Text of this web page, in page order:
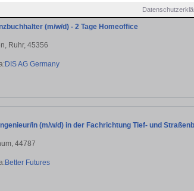
(m/w/d) - 2 Tage Homeoffice
Ruhr, 45356
DIS AG Germany
in (m/w/d) in der Fachrichtung Tief- und
44787
Better Futures